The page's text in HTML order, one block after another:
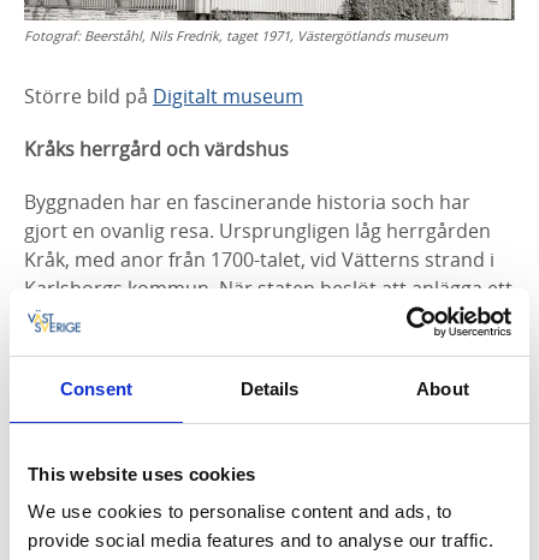
Consent Details About
This website uses cookies
We use cookies to personalise content and ads, to
provide social media features and to analyse our traffic.
Fotograf: Beerståhl, Nils Fredrik, taget 1971, Västergötlands museum
Större bild på Digitalt museum
Kråks herrgård och värdshus
Byggnaden har en fascinerande historia soch har
gjort en ovanlig resa. Ursprungligen låg herrgården
Kråk, med anor från 1700-talet, vid Vätterns strand i
Karlsborgs kommun. När staten beslöt att anlägga ett
skjutfält på markerna under 1940-talet
hotades
byggnaden av rivning. För att rädda huset donerades
Ehrenborg, som i slutet av 1940-talet lät flytta det till
Skara.
I Skara fick huset en ny funktion och identitet. Den
placerades strax intill domkyrkanoch Västergötlands
museum, där den kom att kallas Kråks värdshus. Vid